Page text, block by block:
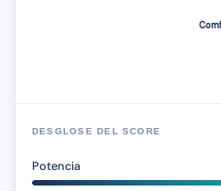
DESGLOSE DEL SCORE
Potencia